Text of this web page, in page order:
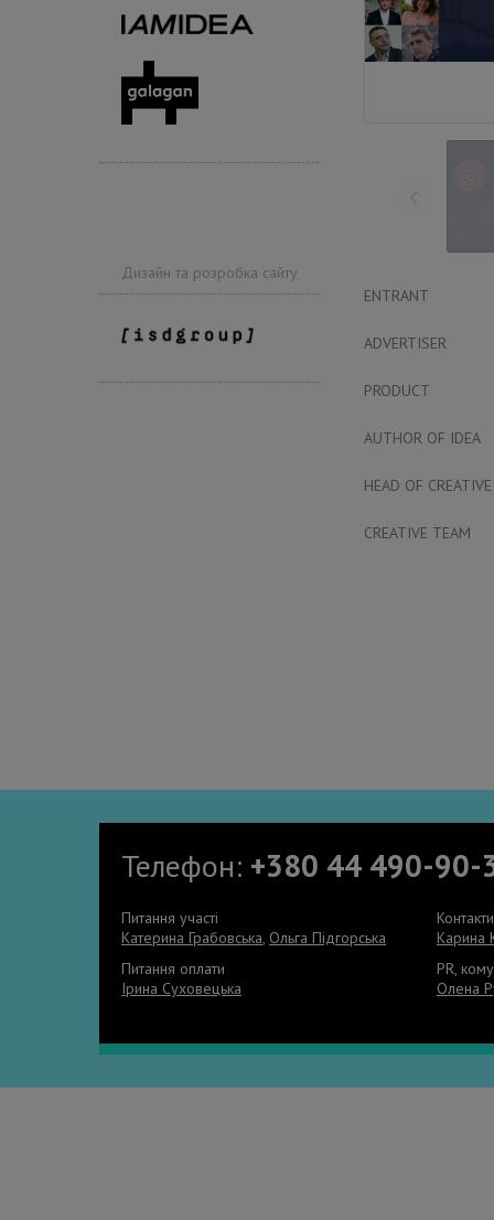
Дизайн та розробка сайту
ENTRANT
ADVERTISER
PRODUCT
AUTHOR OF IDEA
HEAD OF CREATIVE
CREATIVE TEAM
Телефон: +380 44 490-90-
Питання участі
Катерина Грабовська Ольга Підгорська
Карина
Питання оплати
Ірина Суховецька
PR,
Олена